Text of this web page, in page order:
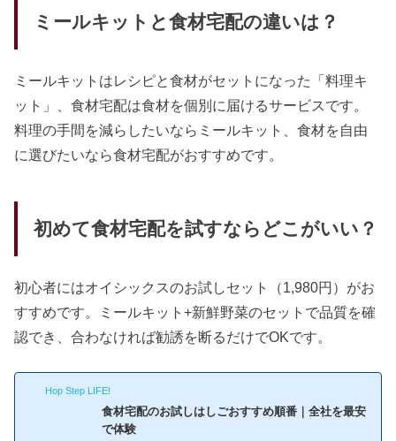
ミールキットと食材宅配の違いは？
ミールキットはレシピと食材がセットになった「料理キ
ット」、食材宅配は食材を個別に届けるサービスです。
料理の手間を減らしたいならミールキット、食材を自由
に選びたいなら食材宅配がおすすめです。
初めて食材宅配を試すならどこがいい？
初心者にはオイシックスのお試しセット（1,980円）がお
すすめです。ミールキット+新鮮野菜のセットで品質を確
認でき、合わなければ勧誘を断るだけでOKです。
Hop Step LIFE!
食材宅配のお試しはしごおすすめ順番｜全社を最安
で体験